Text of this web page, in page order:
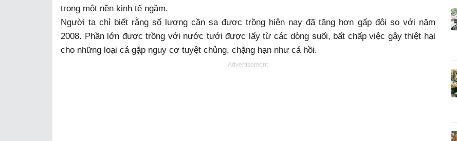
trong một nền kinh tế ngầm.
Người ta chỉ biết rằng số lượng cần sa được trồng hiện nay đã tăng hơn gấp đôi so với năm
2008. Phần lớn được trồng với nước tưới được lấy từ các dòng suối, bất chấp việc gây thiệt hại
cho những loại cá gặp nguy cơ tuyệt chủng, chặng hạn như cá hồi.
Advertisement